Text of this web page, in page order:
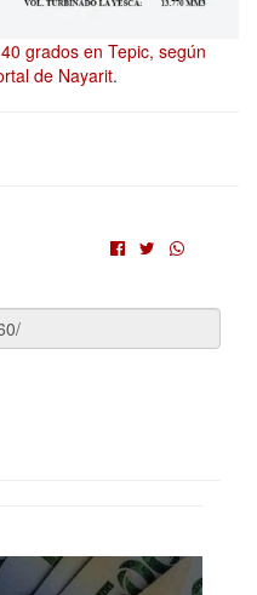
grados en Tepic, según
de Nayarit.